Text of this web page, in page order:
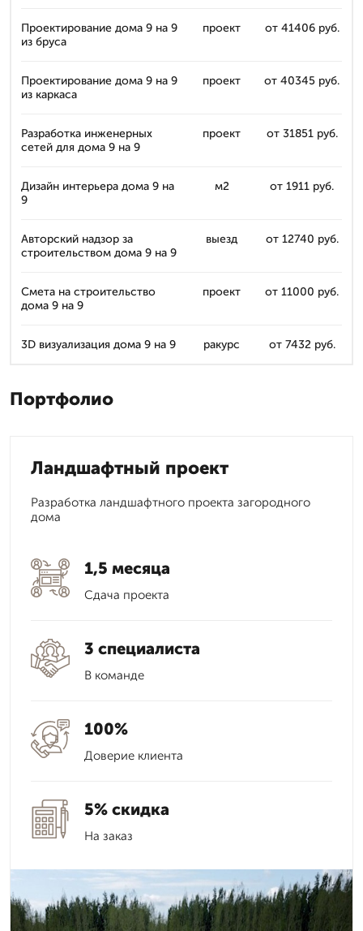
Проектирование дома 9 на 9
из бруса
проект от 41406 руб.
Проектирование дома 9 на 9
из каркаса
проект от 40345 руб.
Разработка инженерных
сетей для дома 9 на 9
проект от 31851 руб.
Дизайн интерьера дома 9 на
9
м2 от 1911 руб.
Авторский надзор за
строительством дома 9 на 9
выезд от 12740 руб.
Смета на строительство
дома 9 на 9
проект от 11000 руб.
3D визуализация дома 9 на 9 ракурс от 7432 руб.
Портфолио
Ландшафтный проект
Разработка ландшафтного проекта загородного
дома
1,5 месяца
Сдача проекта
3 специалиста
В команде
100%
Доверие клиента
5% скидка
На заказ